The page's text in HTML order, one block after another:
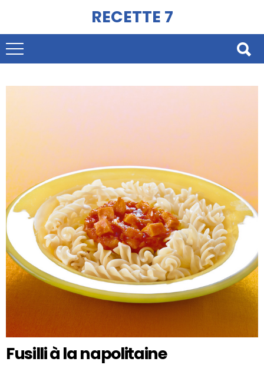
RECETTE 7
Fusilli à la napolitaine